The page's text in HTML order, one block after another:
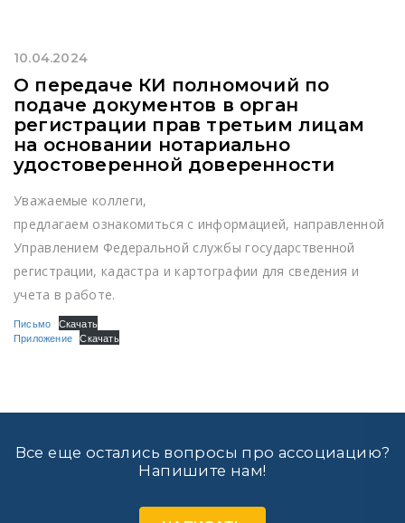
10.04.2024
О передаче КИ полномочий по
подаче документов в орган
регистрации прав третьим лицам
на основании нотариально
удостоверенной доверенности
Уважаемые коллеги,
предлагаем ознакомиться с информацией, направленной
Управлением Федеральной службы государственной
регистрации, кадастра и картографии для сведения и
учета в работе.
Письмо Скачать
Приложение Скачать
Все еще остались вопросы про ассоциацию?
Напишите нам!